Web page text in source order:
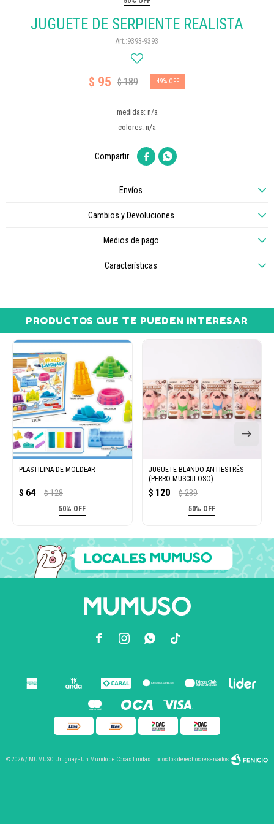
JUGUETE DE SERPIENTE REALISTA
9393-9393
$ 95 $189 49
medidas: n/a
colores: n/a
 
Envíos
Cambios y Devoluciones
Medios de pago
Características
PRODUCTOS QUE TE PUEDEN INTERESAR
PLASTILINA DE MOLDEAR
$ 64 $ 128
50% OFF
JUGUETE BLANDO ANTIESTRÉS
(PERRO MUSCULOSO)
$ 120 $ 239
50% OFF
  
© 2026 / MUMUSO Uruguay - Un Mundo de Cosas Lindas. Todos los derechos reservados.